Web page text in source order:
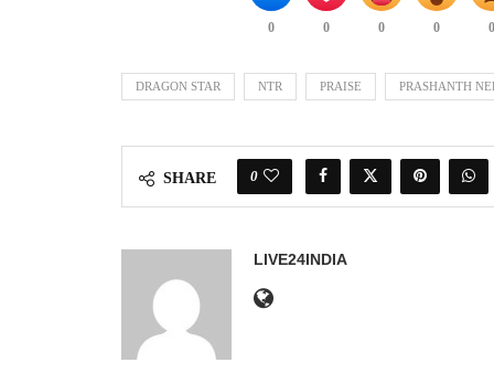
0 0 0 0
DRAGON STAR NTR PRAISE PRASHANTH
SHARE 0
LIVE24INDIA